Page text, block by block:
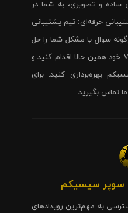
ساده و تصویری، به شما در
حرفه‌ای: تیم پشتیبانی
سوال یا مشکل شما را حل
کند. برای خرید و تمدید اکانت VIP خود همین حالا اقدام کنید و
بهره‌برداری کنید. برای
تماس بگیرید.
سوپر سیسیکم
به مهم‌ترین رویدادهای